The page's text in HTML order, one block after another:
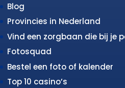
Blog
Provincies in Nederland
Vind een zorgbaan die bij je
Fotosquad
Bestel een foto of kalender
Top 10 casino’s